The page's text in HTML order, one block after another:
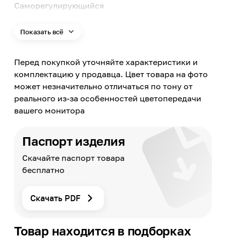
Саморегулирующийся
Для водопровода, Для труб, Для резервуаров,
Внутри помещений
Нет
Способ установки и монтажа
На трубу
7000
Максимальная температура эксплуатации
Мощность на м/пог
16
Показать всё
Перед покупкой уточняйте характеристики и
комплектацию у продавца. Цвет товара на фото
может незначительно отличаться по тону от
реального из-за особенностей цветопередачи
вашего монитора
Паспорт изделия
Скачайте паспорт товара
бесплатно
Скачать PDF
Товар находится в подборках